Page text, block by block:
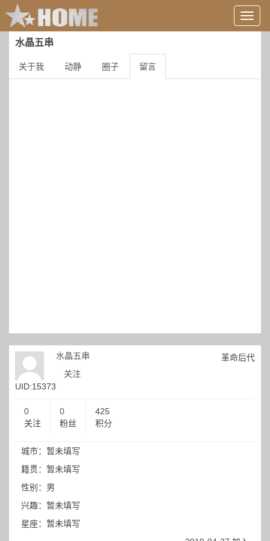
用
户
录
水晶五串
关于我 动静 圈子 留言
UID:15373
水晶五串
关注
革命后代
0
关注
0
粉丝
425
积分
城市：暂未填写
籍贯：暂未填写
性别：男
兴趣：暂未填写
星座：暂未填写